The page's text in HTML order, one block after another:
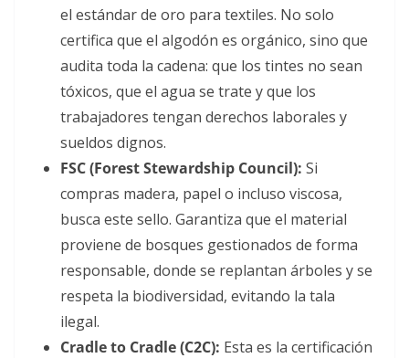
el estándar de oro para textiles. No solo
certifica que el algodón es orgánico, sino que
audita toda la cadena: que los tintes no sean
tóxicos, que el agua se trate y que los
trabajadores tengan derechos laborales y
sueldos dignos.
FSC (Forest Stewardship Council): Si
compras madera, papel o incluso viscosa,
busca este sello. Garantiza que el material
proviene de bosques gestionados de forma
responsable, donde se replantan árboles y se
respeta la biodiversidad, evitando la tala
ilegal.
Cradle to Cradle (C2C): Esta es la certificación